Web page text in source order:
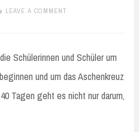
LEAVE A COMMENT
Schülerinnen und Schüler um
und um das Aschenkreuz
Tagen geht es nicht nur darum,